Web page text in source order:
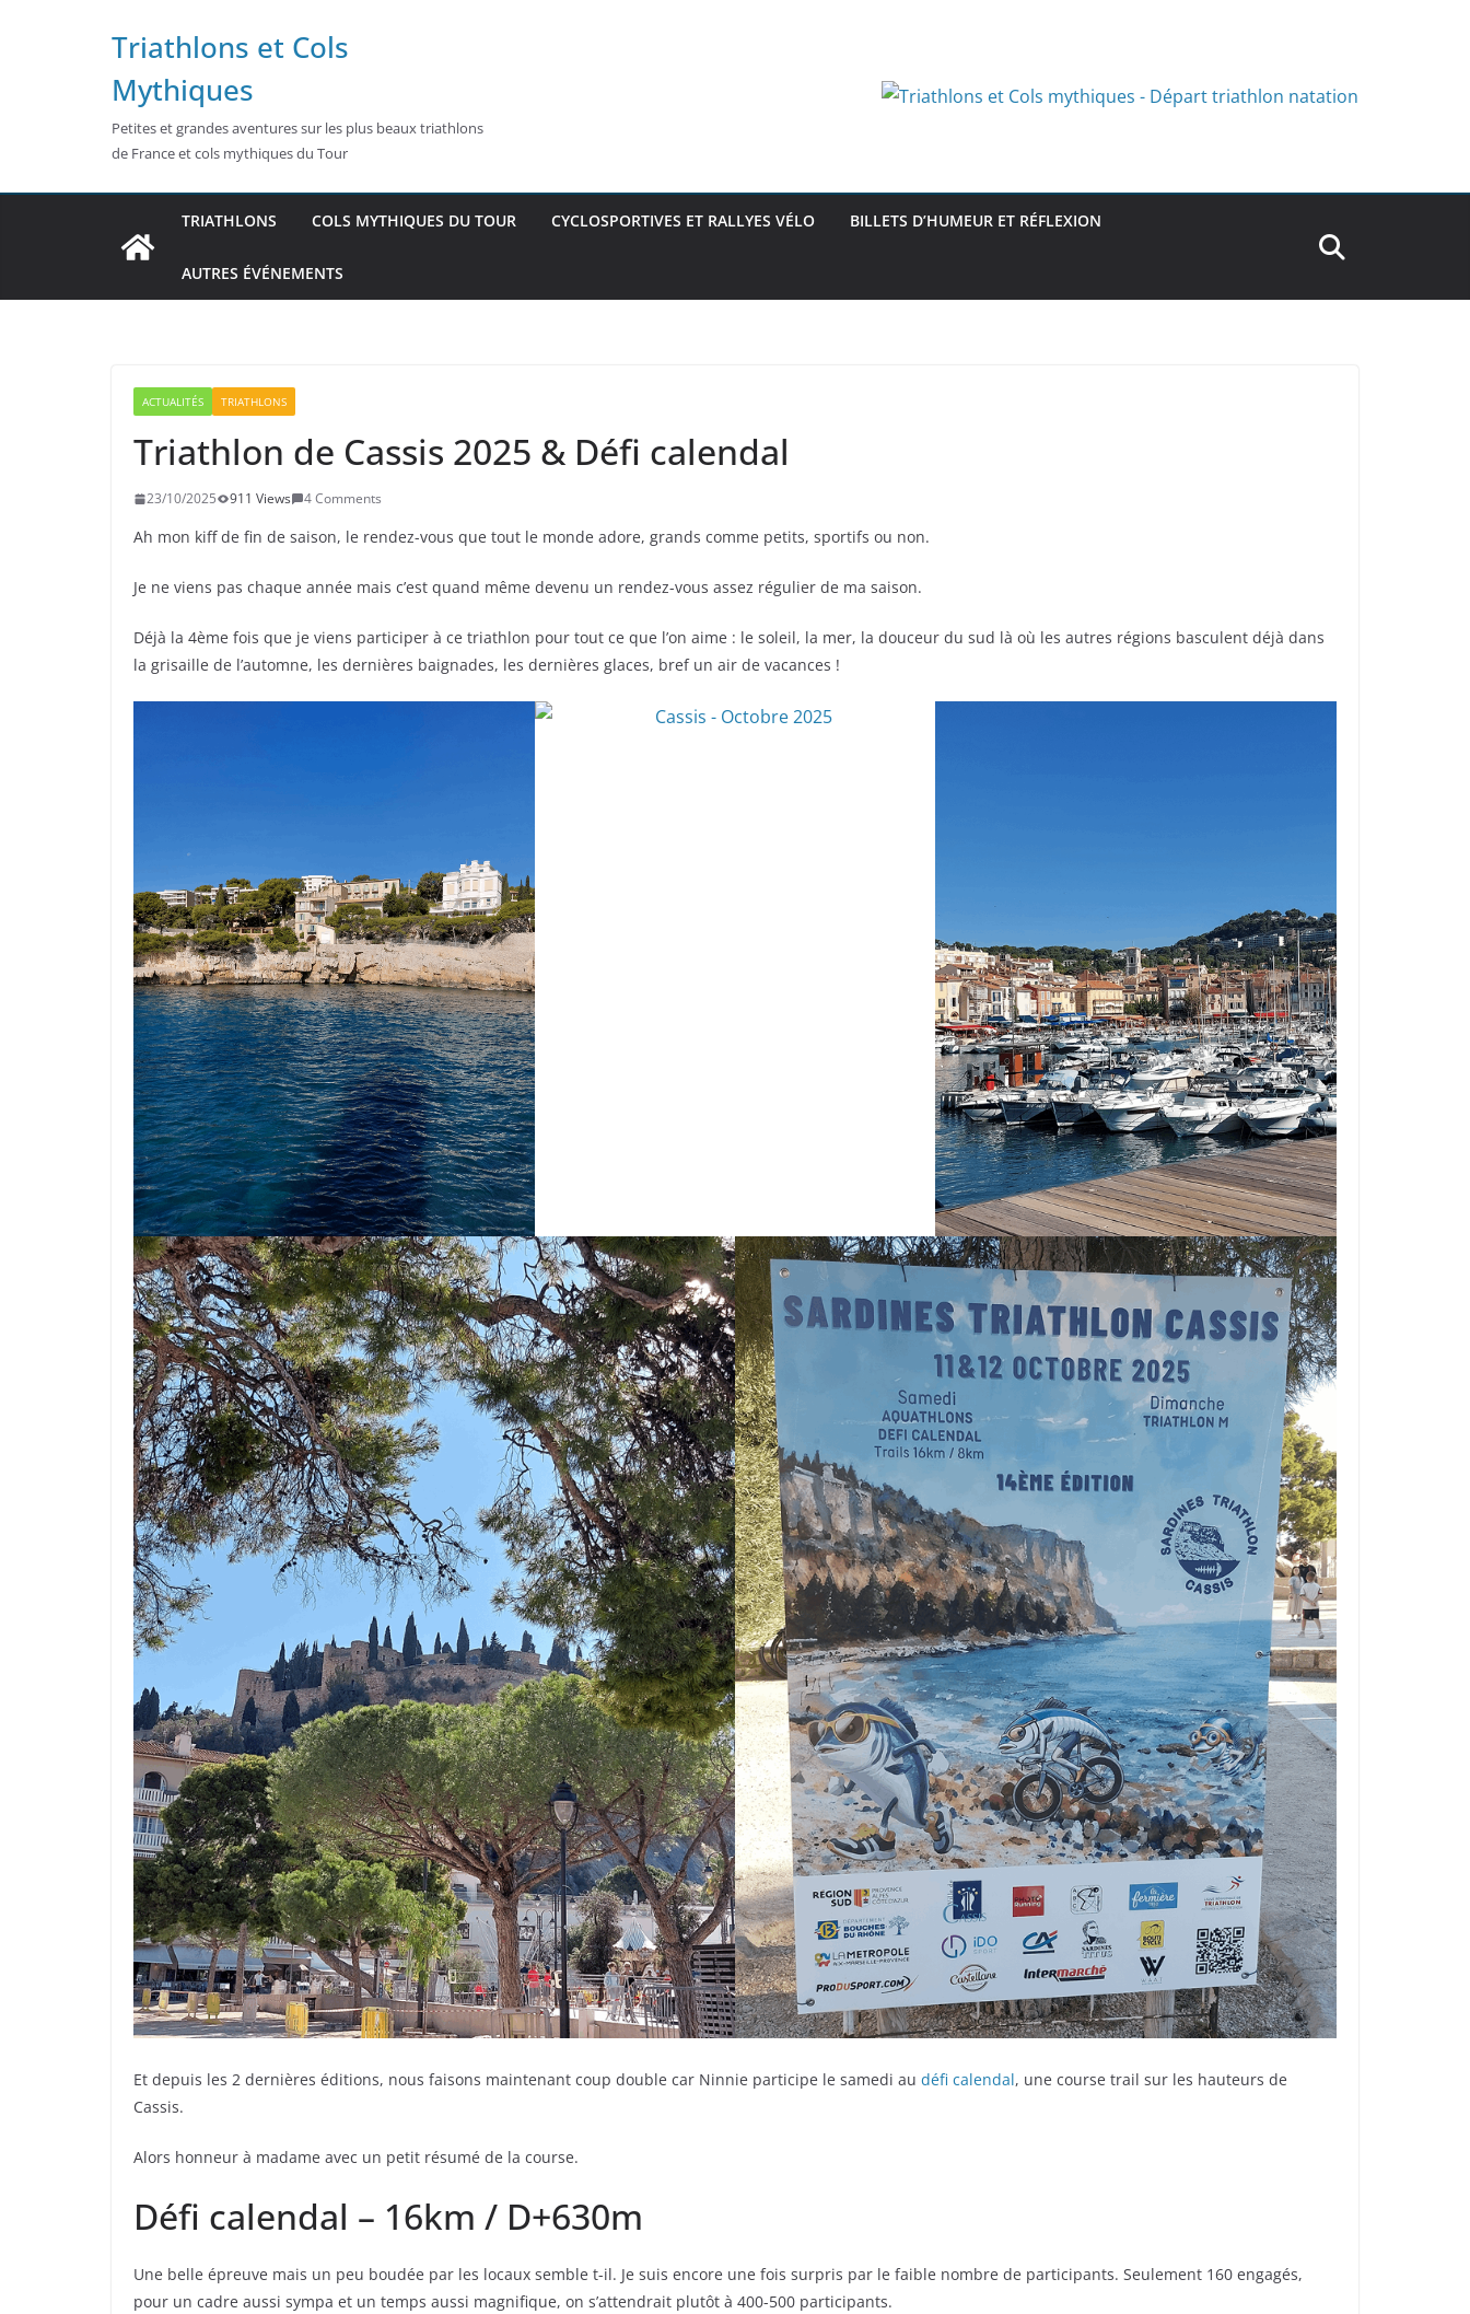
Triathlons et Cols
Mythiques
Petites et grandes aventures sur les plus beaux triathlons
de France et cols mythiques du Tour
TRIATHLONS COLS MYTHIQUES DU TOUR CYCLOSPORTIVES ET RALLYES VÉLO BILLETS D’HUMEUR ET RÉFLEXION
AUTRES ÉVÉNEMENTS
ACTUALITÉS TRIATHLONS
Triathlon de Cassis 2025 & Défi calendal
23/10/2025 911 Views 4 Comments
Ah mon kiff de fin de saison, le rendez-vous que tout le monde adore, grands comme petits, sportifs ou non.
Je ne viens pas chaque année mais c’est quand même devenu un rendez-vous assez régulier de ma saison.
Déjà la 4ème fois que je viens participer à ce triathlon pour tout ce que l’on aime : le soleil, la mer, la douceur du sud là où les autres régions basculent déjà dans
la grisaille de l’automne, les dernières baignades, les dernières glaces, bref un air de vacances !
Et depuis les 2 dernières éditions, nous faisons maintenant coup double car Ninnie participe le samedi au défi calendal, une course trail sur les hauteurs de
Cassis.
Alors honneur à madame avec un petit résumé de la course.
Défi calendal – 16km / D+630m
Une belle épreuve mais un peu boudée par les locaux semble t-il. Je suis encore une fois surpris par le faible nombre de participants. Seulement 160 engagés,
pour un cadre aussi sympa et un temps aussi magnifique, on s’attendrait plutôt à 400-500 participants.